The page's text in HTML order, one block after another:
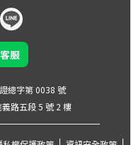
服
總字第 0038 號
路五段 5 號 2 樓